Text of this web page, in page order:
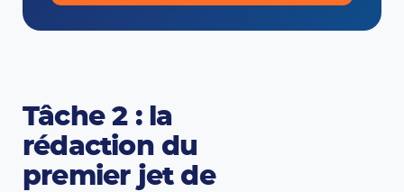
Tâche 2 : la
rédaction du
premier jet de